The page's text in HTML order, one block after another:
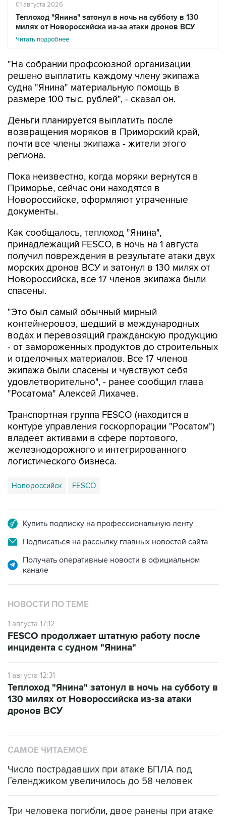
01 августа 2026
Теплоход "Янина" затонул в ночь на субботу в 130
милях от Новороссийска из-за атаки дронов ВСУ
Читать подробнее
"На собрании профсоюзной организации
решено выплатить каждому члену экипажа
судна "Янина" материальную помощь в
размере 100 тыс. рублей", - сказал он.
Деньги планируется выплатить после
возвращения моряков в Приморский край,
почти все члены экипажа - жители этого
региона.
Пока неизвестно, когда моряки вернутся в
Приморье, сейчас они находятся в
Новороссийске, оформляют утраченные
документы.
Как сообщалось, теплоход "Янина",
принадлежащий FESCO, в ночь на 1 августа
получил повреждения в результате атаки двух
морских дронов ВСУ и затонул в 130 милях от
Новороссийска, все 17 членов экипажа были
спасены.
"Это был самый обычный мирный
контейнеровоз, шедший в международных
водах и перевозящий гражданскую продукцию
- от замороженных продуктов до строительных
и отделочных материалов. Все 17 членов
экипажа были спасены и чувствуют себя
удовлетворительно", - ранее сообщил глава
"Росатома" Алексей Лихачев.
Транспортная группа FESCO (находится в
контуре управления госкорпорации "Росатом")
владеет активами в сфере портового,
железнодорожного и интегрированного
логистического бизнеса.
Новороссийск FESCO
Купить подписку на профессиональную ленту
Подписаться на рассылку главных новостей сайта
Получать оперативные новости в официальном
канале
НОВОСТИ ПО ТЕМЕ
1 августа 17:12
FESCO продолжает штатную работу после
инцидента с судном "Янина"
1 августа 12:31
Теплоход "Янина" затонул в ночь на субботу в
130 милях от Новороссийска из-за атаки
дронов ВСУ
САМОЕ ЧИТАЕМОЕ
Число пострадавших при атаке БПЛА под
Геленджиком увеличилось до 58 человек
Три человека погибли, двое ранены при атаке